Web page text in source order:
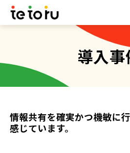
機能一覧
導入事例
導入事
情報共有を確実かつ機敏に
感じています。